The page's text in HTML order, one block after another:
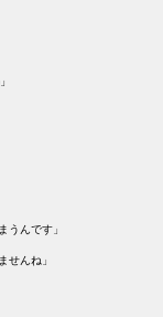
」
うんです」
せんね」